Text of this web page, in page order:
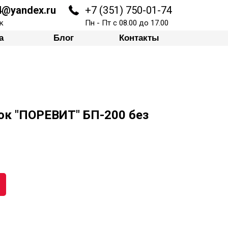
Пн - Пт с 08.00 до 17.00
+7 (351) 750-01-74
Блог Контакты
Контакты
"ПОРЕВИТ" БП-200 без